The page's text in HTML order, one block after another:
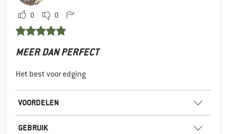
0 0
MEER DAN PERFECT
Het best voor edging
VOORDELEN
GEBRUIK